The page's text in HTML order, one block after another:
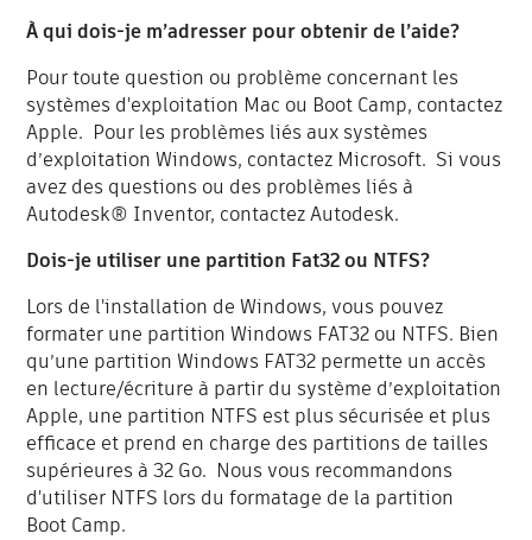
À qui dois-je m’adresser pour obtenir de l’aide?
Pour toute question ou problème concernant les
systèmes d'exploitation Mac ou Boot Camp, contactez
Apple. Pour les problèmes liés aux systèmes
d’exploitation Windows, contactez Microsoft. Si vous
avez des questions ou des problèmes liés à
Autodesk® Inventor, contactez Autodesk.
Dois-je utiliser une partition Fat32 ou NTFS?
Lors de l'installation de Windows, vous pouvez
formater une partition Windows FAT32 ou NTFS. Bien
qu’une partition Windows FAT32 permette un accès
en lecture/écriture à partir du système d’exploitation
Apple, une partition NTFS est plus sécurisée et plus
efficace et prend en charge des partitions de tailles
supérieures à 32 Go. Nous vous recommandons
d'utiliser NTFS lors du formatage de la partition
Boot Camp.